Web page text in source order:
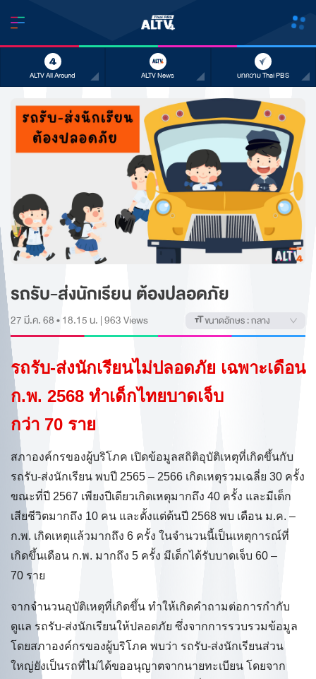
ALTV All Around ALTV News บทความ Thai PBS
รถรับ-ส่งนักเรียน ต้องปลอดภัย
27 มี.ค. 68 • 18.15 น. |963Views ขนาดอักษร :กลาง
รถรับ-ส่งนักเรียนไม่ปลอดภัย เฉพาะเดือน
ก.พ. 2568 ทำเด็กไทยบาดเจ็บ
กว่า 70 ราย
สภาองค์กรของผู้บริโภค เปิดข้อมูลสถิติอุบัติเหตุที่เกิดขึ้นกับ
รถรับ-ส่งนักเรียน พบปี 2565 – 2566 เกิดเหตุรวมเฉลี่ย 30 ครั้ง
ขณะที่ปี 2567 เพียงปีเดียวเกิดเหตุมากถึง 40 ครั้ง และมีเด็ก
เสียชีวิตมากถึง 10 คน และตั้งแต่ต้นปี 2568 พบ เดือน ม.ค. –
ก.พ. เกิดเหตุแล้วมากถึง 6 ครั้ง ในจำนวนนี้เป็นเหตุการณ์ที่
เกิดขึ้นเดือน ก.พ. มากถึง 5 ครั้ง มีเด็กได้รับบาดเจ็บ 60 –
70 ราย
จากจำนวนอุบัติเหตุที่เกิดขึ้น ทำให้เกิดคำถามต่อการกำกับ
ดูแล รถรับ-ส่งนักเรียนให้ปลอดภัย ซึ่งจากการรวบรวมข้อมูล
โดยสภาองค์กรของผู้บริโภค พบว่า รถรับ-ส่งนักเรียนส่วน
ใหญ่ยังเป็นรถที่ไม่ได้ขออนุญาตจากนายทะเบียน โดยจาก